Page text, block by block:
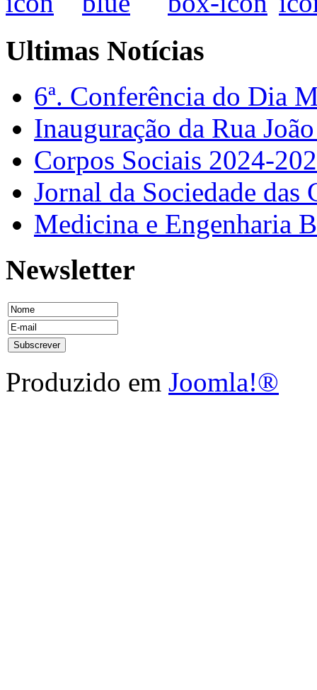
Ultimas Notícias
6ª. Conferência do Dia
Inauguração da Rua
Corpos Sociais 2024-
Jornal da Sociedade
Medicina e Engenharia
Newsletter
Produzido em Joomla!®